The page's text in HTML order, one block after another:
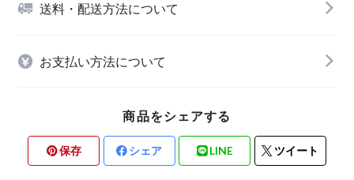
送料・配送方法について
お支払い方法について
商品をシェアする
保存 シェア LINE ツイート